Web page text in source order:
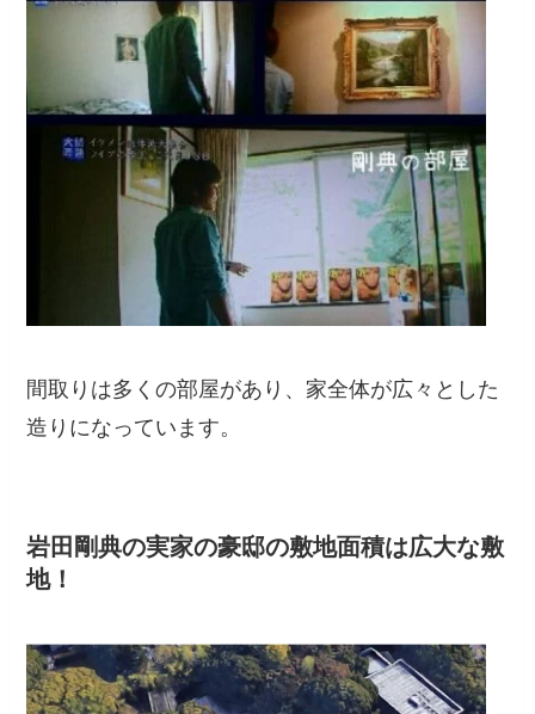
間取りは多くの部屋があり、家全体が広々とした
造りになっています。
岩田剛典の実家の豪邸の敷地面積は広大な敷
地！